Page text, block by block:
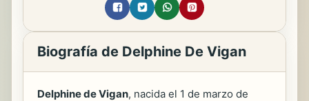
Biografía de Delphine De Vigan
Delphine de Vigan, nacida el 1 de marzo de